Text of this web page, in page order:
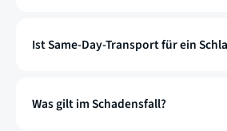
Ist Same-Day-Transport für ein
Was gilt im Schadensfall?